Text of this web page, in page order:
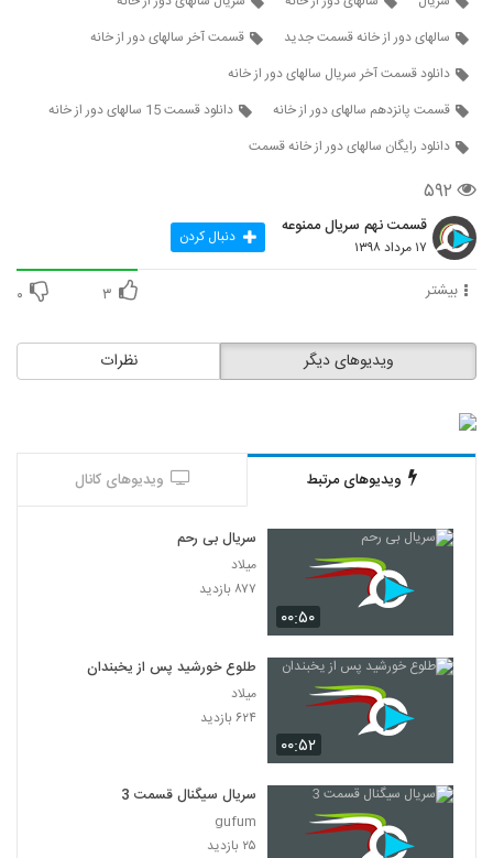
سالهای دور از خانه قسمت جدید
قسمت آخر سالهای دور از خانه
دانلود قسمت آخر سریال سالهای دور از خانه
قسمت پانزدهم سالهای دور از خانه
دانلود قسمت 15 سالهای دور از خانه
دانلود رایگان سالهای دور از خانه قسمت
۵۹۲
قسمت نهم سریال ممنوعه
۱۷ مرداد ۱۳۹۸ دنبال کردن
بیشتر ۳ ۰
نظرات ویدیوهای دیگر
ویدیوهای مرتبط ویدیوهای کانال
۰۰:۵۰
سریال بی رحم
میلاد
۸۷۷ بازدید
۰۰:۵۲
طلوع خورشید پس از یخبندان
میلاد
۶۲۴ بازدید
سریال سیگنال قسمت 3
gufum
۲۵ بازدید